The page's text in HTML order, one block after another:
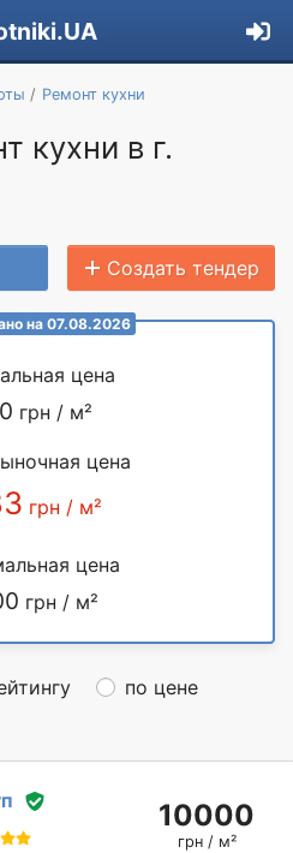
Ремонт кухни
кухни в г.
Создать тендер
на 07.08.2026
цена
грн / м²
цена
грн / м²
цена
грн / м²
по цене
10000
грн / м²